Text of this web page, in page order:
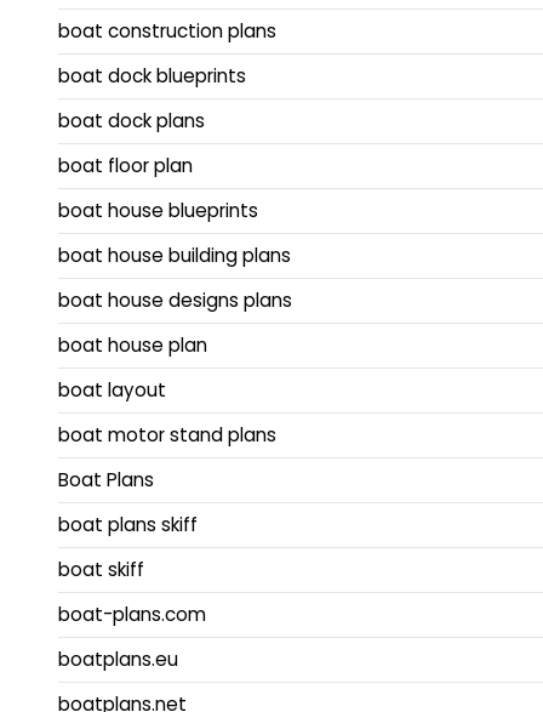
boat construction plans
boat dock blueprints
boat dock plans
boat floor plan
boat house blueprints
boat house building plans
boat house designs plans
boat house plan
boat layout
boat motor stand plans
Boat Plans
boat plans skiff
boat skiff
boat-plans.com
boatplans.eu
boatplans.net